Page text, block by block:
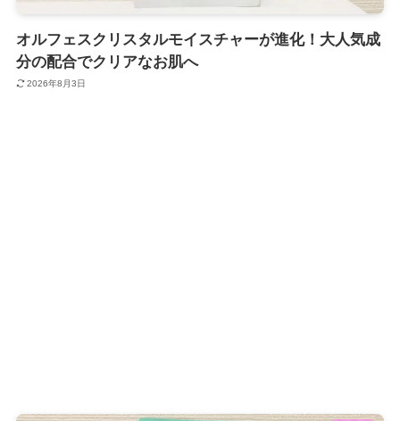
オルフェスクリスタルモイスチャーが進化！大人気成
分の配合でクリアなお肌へ
2026年8月3日